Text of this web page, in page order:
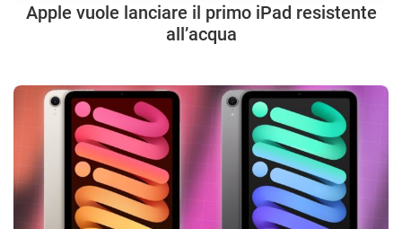
Apple vuole lanciare il primo iPad resistente
all’acqua